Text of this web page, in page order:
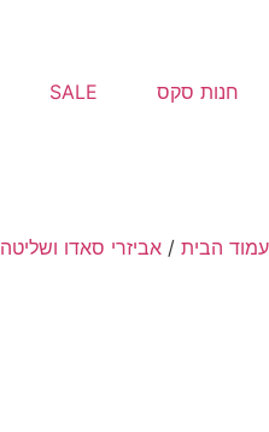
חנות סקס SALE
עמוד הבית / אביזרי סאדו ושליטה